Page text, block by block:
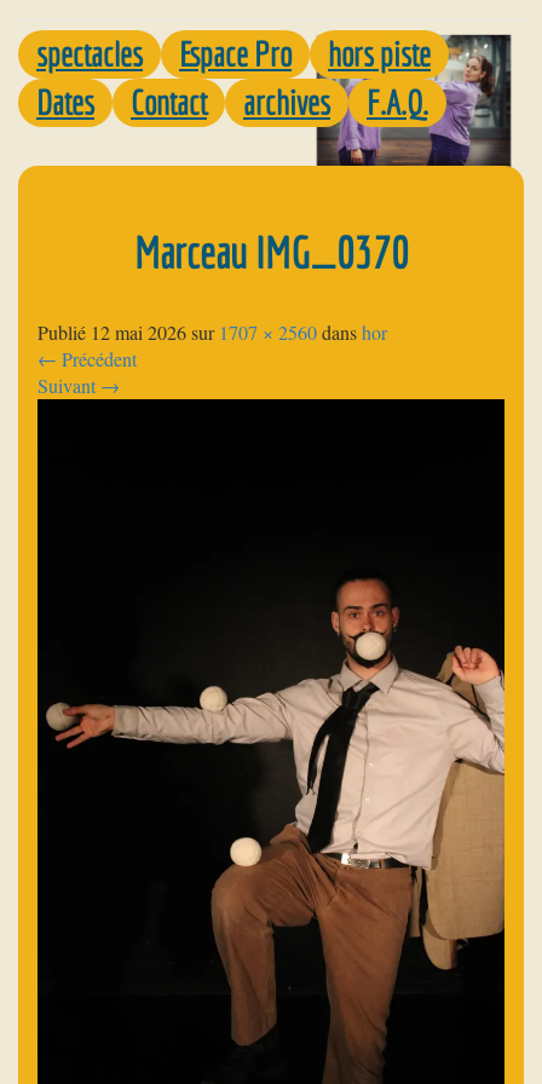
spectacles Espace Pro
hors piste
Dates
Contact archives F.A.Q.
Marceau IMG_0370
Publié 12 mai 2026sur 1707 × 2560danshor
← Précédent
Suivant →